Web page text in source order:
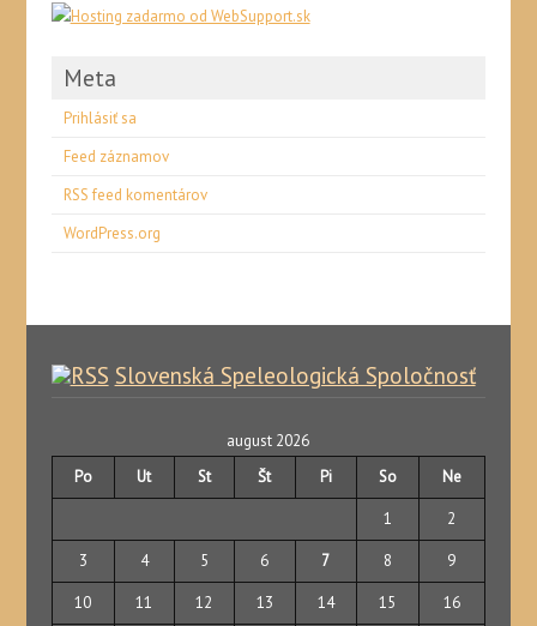
Meta
Prihlásiť sa
Feed záznamov
RSS feed komentárov
WordPress.org
Slovenská Speleologická Spoločnosť
august 2026
Po
Ut St Št Pi So Ne
1 2
3 4 5 6 7 8 9
10 11 12 13 14 15 16